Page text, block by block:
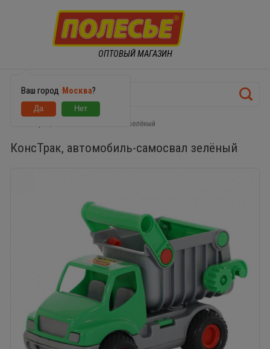
ОПТОВЫЙ МАГАЗИН
Ваш город Москва?
КонсТрак, автомобиль-самосвал зелёный
КонсТрак, автомобиль-самосвал зелёный